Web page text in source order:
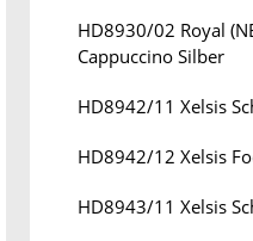
HD8930/02 Royal
Cappuccino Silber
HD8942/11 Xelsis
HD8942/12 Xelsis
HD8943/11 Xelsis